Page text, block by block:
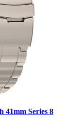
41mm Series 8